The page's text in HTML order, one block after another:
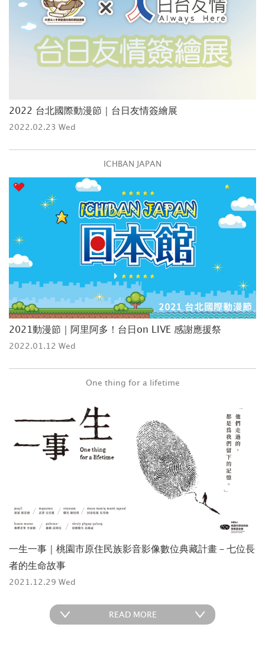
2022 台北國際動漫節｜台日友情簽繪展
2022.02.23 Wed
ICHBAN JAPAN
2021動漫節｜阿里阿多！台日on LIVE 感謝應援祭
2022.01.12 Wed
One thing for a lifetime
一生一事｜桃園市原住民族影音影像數位典藏計畫－七位長
者的生命故事
2021.12.29 Wed
One thing for a lifetime
READ MORE